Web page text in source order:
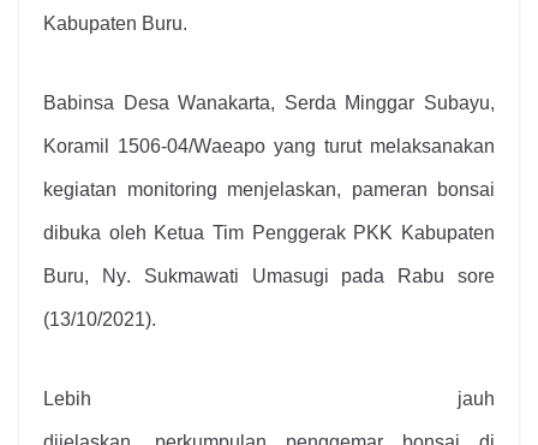
Kabupaten Buru.
Babinsa DesaWanakarta, Serda Minggar Subayu,
Koramil 1506-04/Waeapo yang turut melaksanakan
kegiatan monitoring menjelaskan, pameran bonsai
dibuka oleh Ketua Tim Penggerak PKK Kabupaten
Buru, Ny. Sukmawati Umasugi pada Rabu sore
(13/10/2021).
Lebih jauh